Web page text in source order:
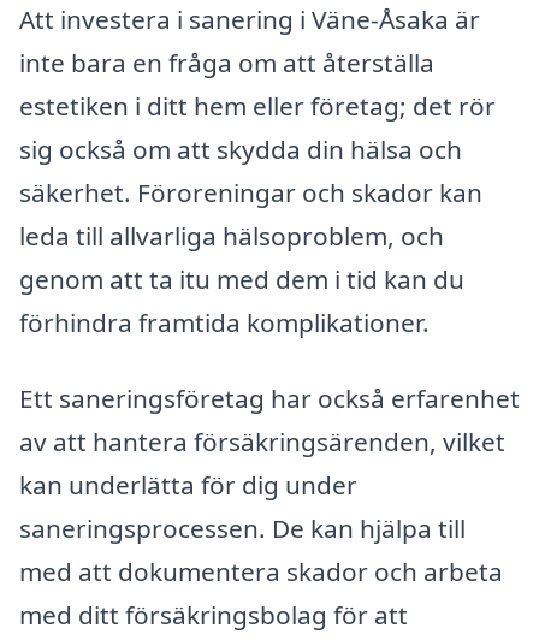
Att investera i sanering i Väne-Åsaka är
inte bara en fråga om att återställa
estetiken i ditt hem eller företag; det rör
sig också om att skydda din hälsa och
säkerhet. Föroreningar och skador kan
leda till allvarliga hälsoproblem, och
genom att ta itu med dem i tid kan du
förhindra framtida komplikationer.
Ett saneringsföretag har också erfarenhet
av att hantera försäkringsärenden, vilket
kan underlätta för dig under
saneringsprocessen. De kan hjälpa till
med att dokumentera skador och arbeta
med ditt försäkringsbolag för att